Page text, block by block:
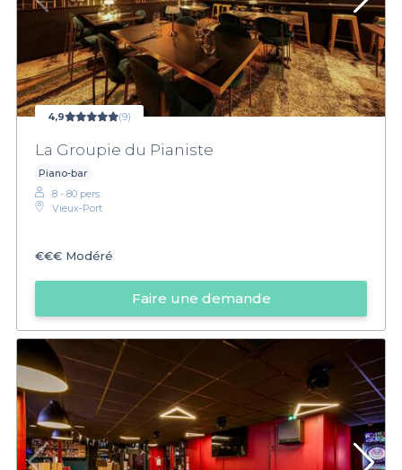
4,9 (9)
La Groupie du Pianiste
Piano-bar
8 - 80 pers.
Vieux-Port
€€€ Modéré
Faire une demande